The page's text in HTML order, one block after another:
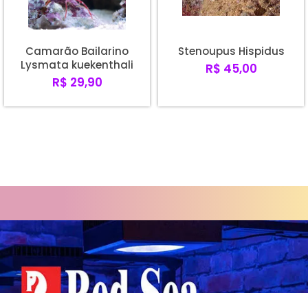
Camarão Bailarino
Lysmata kuekenthali
R$ 29,90
Stenoupus Hispidus
R$ 45,00